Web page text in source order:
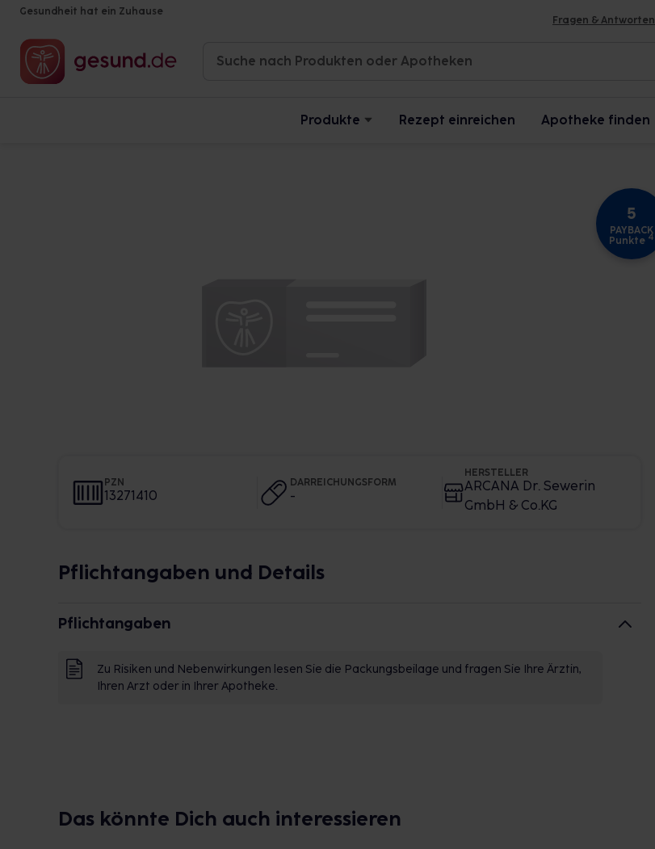
Gesundheit hat ein Zuhause
Fragen & Antworten
Produkte Rezept einreichen Apotheke finden
5
PAYBACK
Punkte 4
PZN
13271410
DARREICHUNGSFORM
-
HERSTELLER
ARCANA Dr. Sewerin
GmbH & Co.KG
Pflichtangaben und Details
Pflichtangaben
Zu Risiken und Nebenwirkungen lesen Sie die Packungsbeilage und fragen Sie Ihre Ärztin,
Ihren Arzt oder in Ihrer Apotheke.
Das könnte Dich auch interessieren